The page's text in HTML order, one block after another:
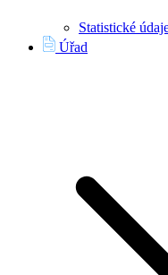
Statistické
Úřad